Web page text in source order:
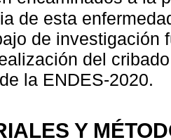
de esta
de investigación
del
la ENDES-2020.
Y